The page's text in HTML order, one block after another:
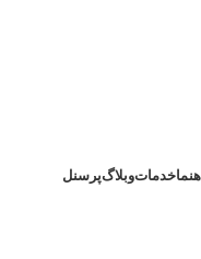
خدماتوبلاگپرسنل